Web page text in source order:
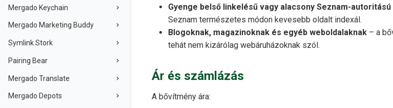
Mergado Keychain
Mergado Marketing Buddy
Symlink Stork
Pairing Bear
Mergado Translate
Mergado Depots
Gyenge belső linkelésű vagy alacsony Seznam-
Seznam természetes módon kevesebb oldalt indexál.
Blogoknak, magazinoknak és egyéb weboldalaknak – a
tehát nem kizárólag webáruházoknak szól.
Ár és számlázás
A bővítmény ára: